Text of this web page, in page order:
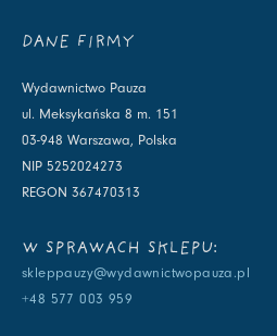
DANE FIRMY
Wydawnictwo Pauza
ul. Meksykańska 8 m. 151
03-948 Warszawa, Polska
NIP 5252024273
REGON 367470313
W SPRAWACH SKLEPU:
skleppauzy@wydawnictwopauza.pl
+48 577 003 959